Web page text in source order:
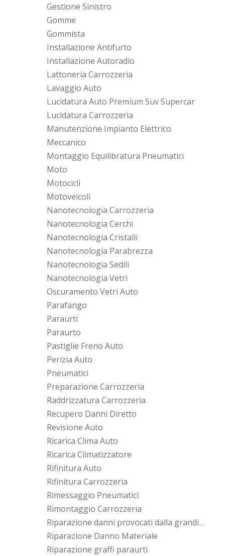
Gestione Sinistro
Gomme
Gommista
Installazione Antifurto
Installazione Autoradio
Lattoneria Carrozzeria
Lavaggio Auto
Lucidatura Auto Premium Suv Supercar
Lucidatura Carrozzeria
Manutenzione Impianto Elettrico
Meccanico
Montaggio Equilibratura Pneumatici
Moto
Motocicli
Motoveicoli
Nanotecnologia Carrozzeria
Nanotecnologia Cerchi
Nanotecnologia Cristalli
Nanotecnologia Parabrezza
Nanotecnologia Sedili
Nanotecnologia Vetri
Oscuramento Vetri Auto
Parafango
Paraurti
Paraurto
Pastiglie Freno Auto
Perizia Auto
Pneumatici
Preparazione Carrozzeria
Raddrizzatura Carrozzeria
Recupero Danni Diretto
Revisione Auto
Ricarica Clima Auto
Ricarica Climatizzatore
Rifinitura Auto
Rifinitura Carrozzeria
Rimessaggio Pneumatici
Rimontaggio Carrozzeria
Riparazione danni provocati dalla grandine
Riparazione Danno Materiale
Riparazione graffi paraurti